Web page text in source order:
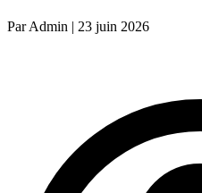
Par Admin | 23 juin 2026